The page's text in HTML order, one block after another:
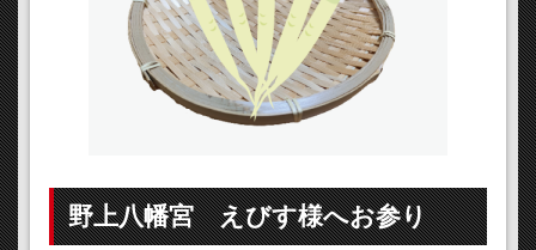
野上八幡宮 えびす様へお参り